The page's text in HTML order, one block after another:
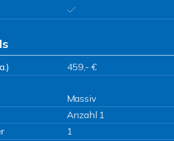
459,- €
Massiv
Anzahl 1
1